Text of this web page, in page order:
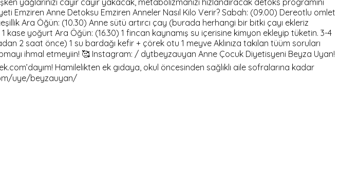
Emziren Anne Detoksu Emziren Anneler Nasıl Kilo Verir? Sabah: (09.00) Dereotlu omlet
Ara Öğün: (10.30) Anne sütü artırcı çay (burada herhangi bir bitki çayı ekleriz
kase yoğurt Ara Öğün: (16.30) 1 fincan kaynamış su içerisine kimyon ekleyip tüketin. 3-4
2 saat önce) 1 su bardağı kefir + çörek otu 1 meyve Aklınıza takılan tüüm soruları
ihmal etmeyiin! 🥰 Instagram: / dytbeyzauyan Anne Çocuk Diyetisyeni Beyza Uyan!
Hamilelikten ek gıdaya, okul öncesinden sağlıklı aile sofralarına kadar
uye/beyzauyan/